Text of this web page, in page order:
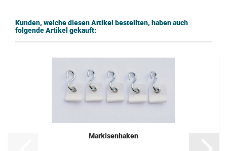
Kunden, welche diesen Artikel bestellten, haben auch
folgende Artikel gekauft:
Markisenhaken